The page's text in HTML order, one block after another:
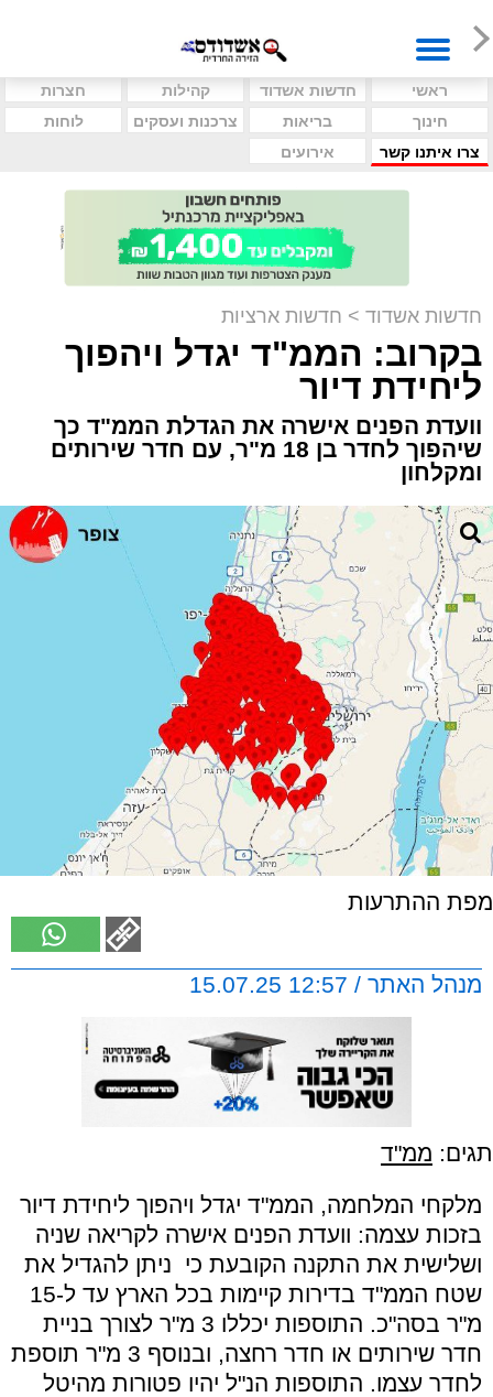
ראשי חדשות אשדוד קהילות
חצרות
חינוך
בריאות צרכנות ועסקים
לוחות
צרו איתנו קשר
אירועים
חדשות אשדוד > חדשות ארציות
בקרוב: הממ"ד יגדל ויהפוך
ליחידת דיור
וועדת הפנים אישרה את הגדלת הממ"ד כך
שיהפוך לחדר בן 18 מ"ר, עם חדר שירותים
ומקלחון
מפת ההתרעות
מנהל האתר / 12:57 15.07.25
תגים: ממ"ד
מלקחי המלחמה, הממ"ד יגדל ויהפוך ליחידת דיור
בזכות עצמה: וועדת הפנים אישרה לקריאה שניה
ושלישית את התקנה הקובעת כי ניתן להגדיל את
שטח הממ"ד בדירות קיימות בכל הארץ עד ל-15
מ"ר בסה"כ. התוספות יכללו 3 מ"ר לצורך בניית
חדר שירותים או חדר רחצה, ובנוסף 3 מ"ר תוספת
לחדר עצמו. התוספות הנ"ל יהיו פטורות מהיטל